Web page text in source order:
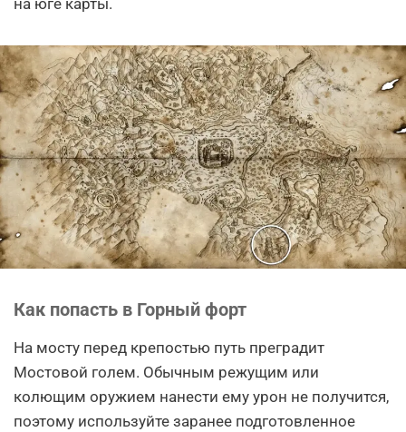
на юге карты.
Как попасть в Горный форт
На мосту перед крепостью путь преградит
Мостовой голем. Обычным режущим или
колющим оружием нанести ему урон не получится,
поэтому используйте заранее подготовленное